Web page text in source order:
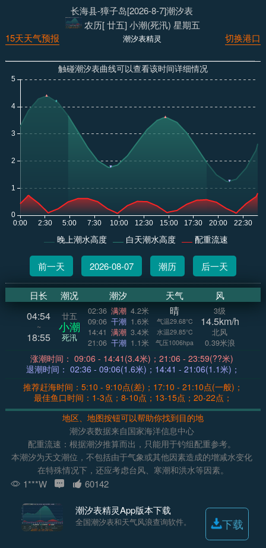
长海县-獐子岛[2026-8-7]潮汐表
农历[ 廿五] 小潮(死汛) 星期五
切换港口
潮汐表精灵
15天天气预报
触碰潮汐表曲线可以查看该时间详细情况
晚上潮水高度 白天潮水高度 配重流速
前一天 2026-08-07 潮历 后一天
日长 潮况 潮汐 天气 风
04:54
~
18:55
廿五
小潮
死汛
02:36 满潮 4.2米
09:06 干潮 1.6米
14:41 满潮 3.4米
21:06 干潮 1.1米
晴
气温29.68°C
水温29.85°C
气压1006hpa
3级
14.5km/h
北风
0.39米浪
涨潮时间： 09:06 - 14:41(3.4米)；21:06 - 23:59(??米)
退潮时间： 02:36 - 09:06(1.6米)；14:41 - 21:06(1.1米)；
推荐赶海时间：5:10 - 9:10点(差)；17:10 - 21:10点(一般)；
最佳鱼口时间：1-3点；8-10点；13-15点；20-22点；
地区、地图按钮可以帮助你找到目的地
潮汐表数据来自国家海洋信息中心
配重流速：根据潮汐推算而出，只能用于钓组配重参考。
本潮汐为天文潮位，不包括由于气象或其他因素造成的增减水变化
在特殊情况下，还应考虑台风、寒潮和洪水等因素。
1***W 60142
潮汐表精灵App版本下载
全国潮汐表和天气风浪查询软件。 下载